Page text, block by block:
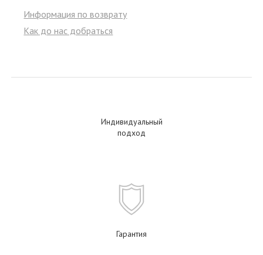
Информация по возврату
Как до нас добраться
Индивидуальный
подход
Гарантия